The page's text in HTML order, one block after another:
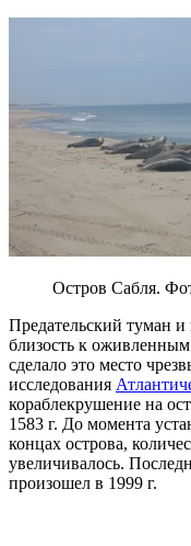
Остров Сабля.
Предательский туман и
близость к
сделало это место
исследования
кораблекрушение на
1583 г. До момента
концах острова,
увеличивалось.
произошел в 1999 г.